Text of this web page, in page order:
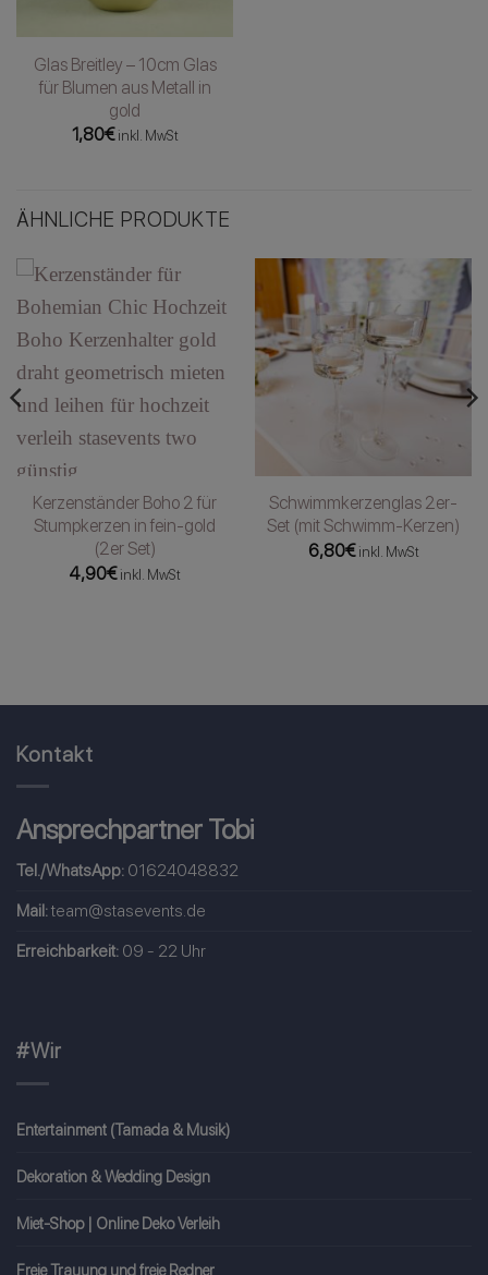
Glas Breitley – 10cm Glas
für Blumen aus Metall in
gold
1,80€ inkl. MwSt
ÄHNLICHE PRODUKTE
Kerzenständer Boho 2 für
Stumpkerzen in fein-gold
(2er Set)
4,90€ inkl. MwSt
Schwimmkerzenglas 2er-
Set (mit Schwimm-Kerzen)
6,80€ inkl. MwSt
Kontakt
Ansprechpartner Tobi
Tel./WhatsApp: 01624048832
Mail:team@stasevents.de
Erreichbarkeit: 09 - 22 Uhr
#Wir
Entertainment (Tamada & Musik)
Dekoration & Wedding Design
Miet-Shop | Online Deko Verleih
Freie Trauung und freie Redner